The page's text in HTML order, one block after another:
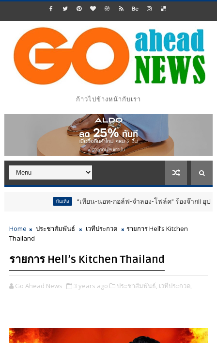
ก้าวไปข้างหน้ากับเรา
“เทียน-นอท-กอล์ฟ-จำลอง-โฟล์ค” ร้องจ๊าก!! อุปกรณ์ม่วนจ
Home ประชาสัมพันธ์ เวทีประกวด
รายการ Hell’s Kitchen
Thailand
รายการ Hell’s Kitchen Thailand
Go Ahead News 3 years ago ประชาสัมพันธ์, เวทีประกวด,